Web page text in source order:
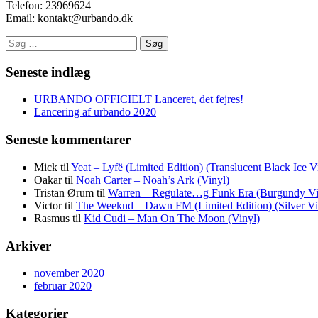
Telefon: 23969624
Email: kontakt@urbando.dk
Søg
efter:
Seneste indlæg
URBANDO OFFICIELT Lanceret, det fejres!
Lancering af urbando 2020
Seneste kommentarer
Mick til Yeat – Lyfë (Limited Edition) (Translucent Black Ice
Oakartil Noah Carter – Noah’s Ark (Vinyl)
Tristan Ørum til Warren – Regulate…g Funk Era (Burgundy
Victortil The Weeknd – Dawn FM (Limited Edition) (Silver
Rasmus til Kid Cudi – Man On The Moon (Vinyl)
Arkiver
november 2020
februar 2020
Kategorier